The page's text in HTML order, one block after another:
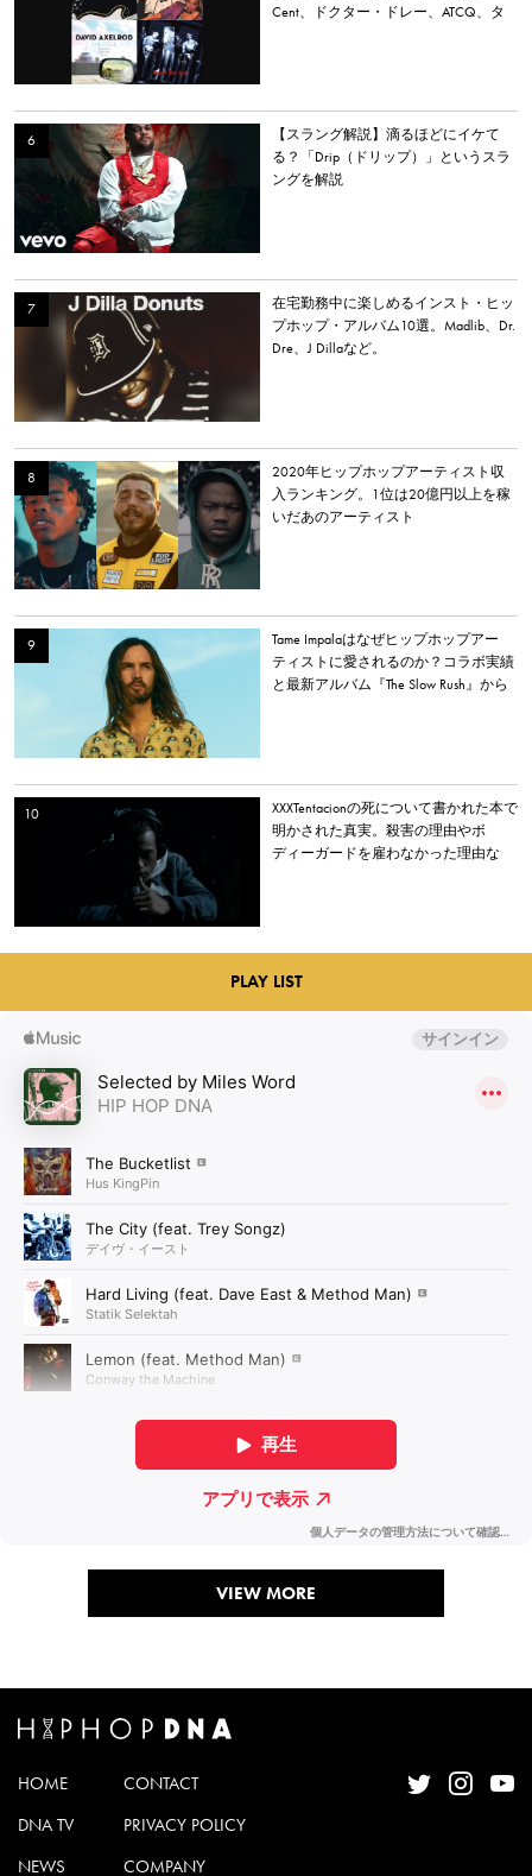
Cent、ドクター・ドレー、ATCQ、タ
【スラング解説】滴るほどにイケて
る？「Drip（ドリップ）」というスラ
ングを解説
在宅勤務中に楽しめるインスト・ヒッ
プホップ・アルバム10選。Madlib、Dr.
Dre、J Dillaなど。
2020年ヒップホップアーティスト収
入ランキング。1位は20億円以上を稼
いだあのアーティスト
Tame Impalaはなぜヒップホップアー
ティストに愛されるのか？コラボ実績
と最新アルバム『The Slow Rush』から
XXXTentacionの死について書かれた本で
明かされた真実。殺害の理由やボ
ディーガードを雇わなかった理由な
PLAY LIST
VIEW MORE
HOME
DNA TV
NEWS
CONTACT
PRIVACY POLICY
COMPANY